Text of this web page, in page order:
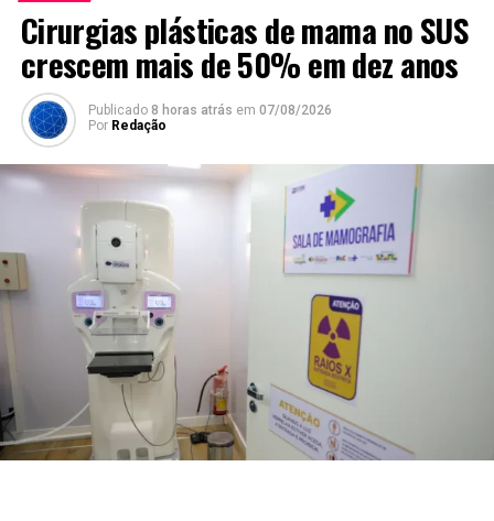
Cirurgias plásticas de mama no SUS
crescem mais de 50% em dez anos
Publicado 8 horas atrás em 07/08/2026
Por Redação